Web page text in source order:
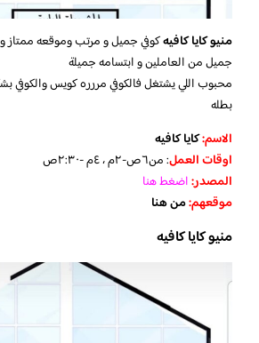
منيو كايا كافيهكوفي جميل و مرتب وموقعه ممتاز
جميل من العاملين و ابتسامه جميلة
محبوب اللي يشتغل فالكوفي مررره كويس والكوفي
بطله
الاسم:كايا كافيه
اوقات العمل: من٦ص-٢م ، ٤م -٢:٣٠ص
المصدر:اضغط هنا
موقعهم:من هنا
منيو كايا كافيه